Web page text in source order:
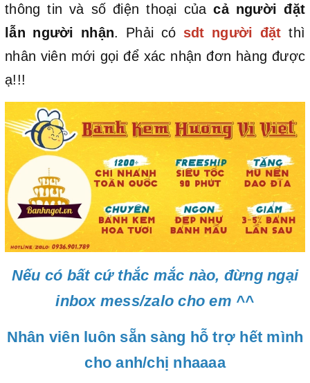
thông tin và số điện thoại củacả người đặt
lẫn người nhận. Phải có sdt người đặt thì
nhân viên mới gọi để xác nhận đơn hàng được
ạ!!!
Nếu có bất cứ thắc mắc nào, đừng ngại
inbox mess/zalo cho em ^^
Nhân viên luôn sẵn sàng hỗ trợ hết mình
cho anh/chị nhaaaa